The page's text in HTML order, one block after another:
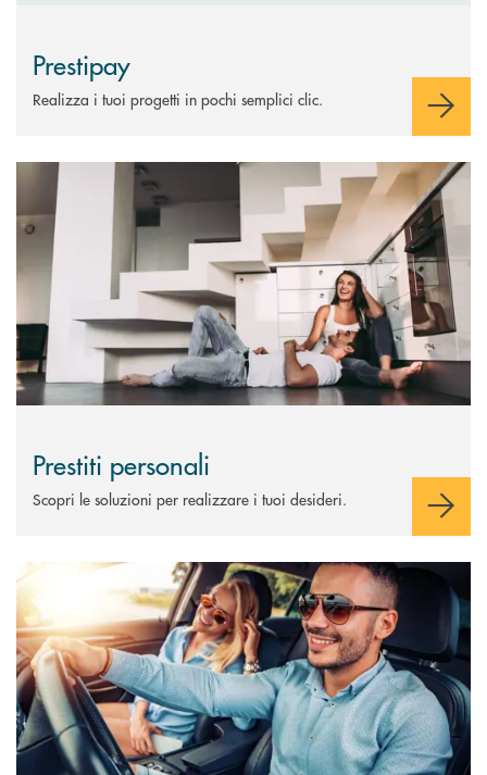
Prestipay
Realizza i tuoi progetti in pochi semplici clic.
Scopri di più Prestiti personali
Prestiti personali
Scopri le soluzioni per realizzare i tuoi desideri.
Scopri di più Claris Rent